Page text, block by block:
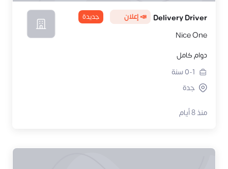
Delivery Driver 📣 إعلان جديدة
Nice One
دوام كامل
0-1سنة
جدة
منذ 8 أيام